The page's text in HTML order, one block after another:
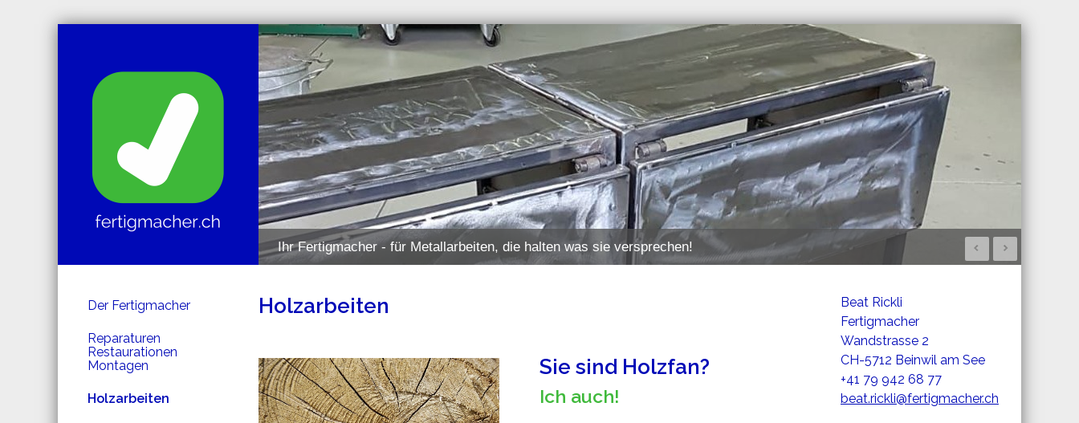
Ihr Fertigmacher - für Metallarbeiten, die halten was sie versprechen!
Der Fertigmacher
Reparaturen
Restaurationen
Montagen
Holzarbeiten
Beat Rickli
Fertigmacher
Wandstrasse 2
CH-5712 Beinwil am See
+41 79 942 68 77
beat.rickli@fertigmacher.ch
Holzarbeiten
Sie sind Holzfan?
Ich auch!